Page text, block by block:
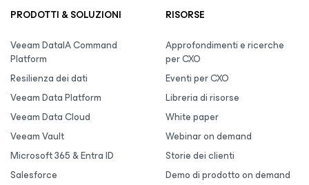
PRODOTTI & SOLUZIONI
Veeam DataIA Command
Platform
Resilienza dei dati
Veeam Data Platform
Veeam Data Cloud
Veeam Vault
Microsoft 365 & Entra ID
Salesforce
RISORSE
Approfondimenti e ricerche
per CXO
Eventi per CXO
Libreria di risorse
White paper
Webinar on demand
Storie dei clienti
Demo di prodotto on demand